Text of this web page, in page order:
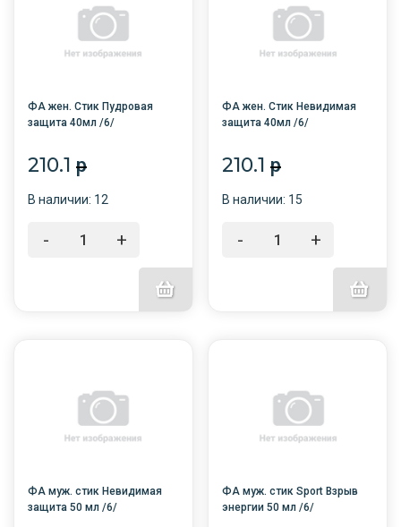
ФА жен. Стик Пудровая
защита 40мл /6/
210.1 p
В наличии: 12
- +
ФА жен. Стик Невидимая
защита 40мл /6/
210.1p
В наличии: 15
- +
ФА муж. стик Невидимая
защита 50 мл /6/
ФА муж. стик Sport Взрыв
энергии 50 мл /6/